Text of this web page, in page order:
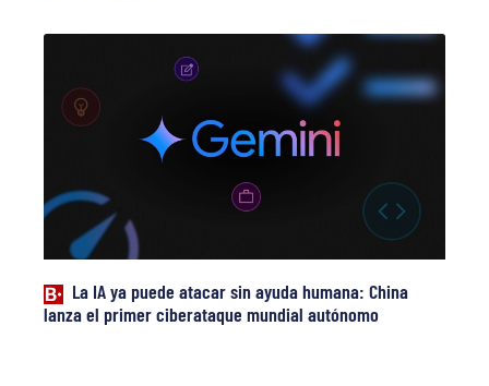
La IA ya puede atacar sin ayuda humana: China
lanza el primer ciberataque mundial autónomo